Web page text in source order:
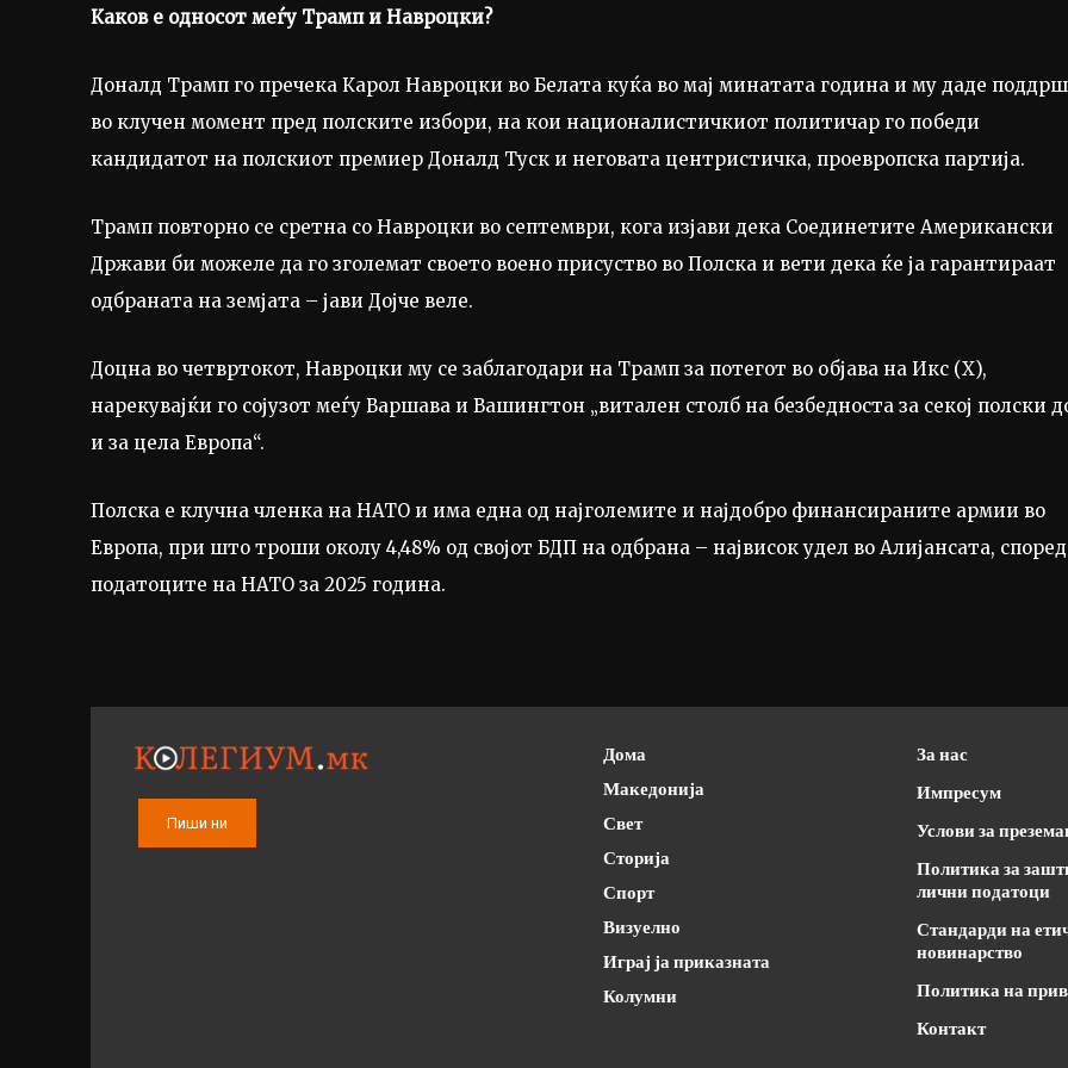
Каков е односот меѓу Трамп и Навроцки?
Доналд Трамп го пречека Карол Навроцки во Белата куќа во мај минатата година и му даде
во клучен момент пред полските избори, на кои националистичкиот политичар го победи
кандидатот на полскиот премиер Доналд Туск и неговата центристичка, проевропска партија.
Трамп повторно се сретна со Навроцки во септември, кога изјави дека Соединетите Американски
Држави би можеле да го зголемат своето воено присуство во Полска и вети дека ќе ја гарантираат
одбраната на земјата – јави Дојче веле.
Доцна во четвртокот, Навроцки му се заблагодари на Трамп за потегот во објава на Икс (X),
нарекувајќи го сојузот меѓу Варшава и Вашингтон „витален столб на безбедноста за секој полски
и за цела Европа“.
Полска е клучна членка на НАТО и има една од најголемите и најдобро финансираните армии во
Европа, при што троши околу 4,48% од својот БДП на одбрана – највисок удел во Алијансата, според
податоците на НАТО за 2025 година.
Пиши ни
Дома
Македонија
Свет
Сторија
Спорт
Визуелно
Играј ја приказната
Колумни
За нас
Импресум
Услови за
Политика за
лични податоци
Стандарди на
новинарство
Политика на
Контакт